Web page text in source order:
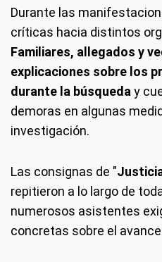
Durante las
críticas hacia distintos
Familiares, allegados y
explicaciones sobre los
durante la búsqueday
demoras en algunas
investigación.
Las consignas de "
repitieron a lo largo de
numerosos asistentes
concretas sobre el